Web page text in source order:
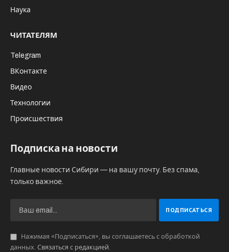
Наука
ЧИТАТЕЛЯМ
Telegram
ВКонтакте
Видео
Технологии
Происшествия
Подписка на новости
Главные новости Сибири — на вашу почту. Без спама,
только важное.
Нажимая «Подписаться», вы соглашаетесь с обработкой
данных. Связаться с редакцией.